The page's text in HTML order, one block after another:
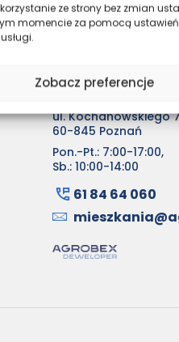
ze strony bez zmian
momencie za pomocą ustawień
Zobacz preferencje
Biuro sprzedaży
ul. Kochanowskiego
60-845 Poznań
Pon.-Pt.: 7:00-17:00,
Sb.: 10:00-14:00
61 84 64 060